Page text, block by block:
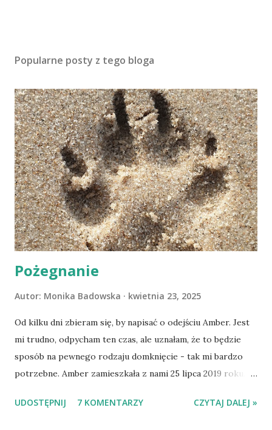
Popularne posty z tego bloga
Pożegnanie
Autor: Monika Badowska kwietnia 23, 2025
Od kilku dni zbieram się, by napisać o odejściu Amber. Jest
mi trudno, odpycham ten czas, ale uznałam, że to będzie
sposób na pewnego rodzaju domknięcie - tak mi bardzo
potrzebne. Amber zamieszkała z nami 25 lipca 2019 roku.
Mazowieckim, pojechaliśmy na wizytę zapoznawczą, a kilka
UDOSTĘPNIJ 7 KOMENTARZY CZYTAJ DALEJ »